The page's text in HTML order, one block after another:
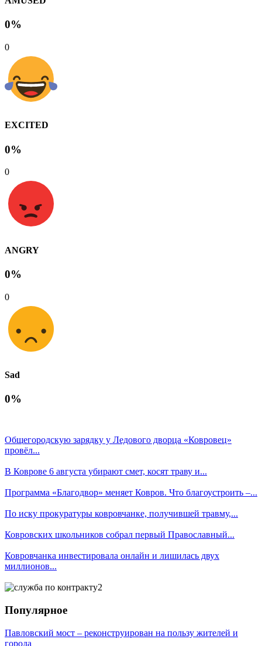
0%
0
EXCITED
0%
0
ANGRY
0%
0
Sad
0%
Общегородскую зарядку у Ледового дворца «Ковровец»
провёл...
В Коврове 6 августа убирают смет, косят траву и...
Программа «Благодвор» меняет Ковров. Что благоустроить –...
По иску прокуратуры ковровчанке, получившей травму,...
Ковровских школьников собрал первый Православный...
Ковровчанка инвестировала онлайн и лишилась двух
миллионов...
Популярное
Павловский мост – реконструирован на пользу жителей и
города